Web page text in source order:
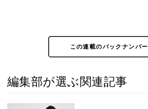
この連載のバックナンバー
編集部が選ぶ関連記事